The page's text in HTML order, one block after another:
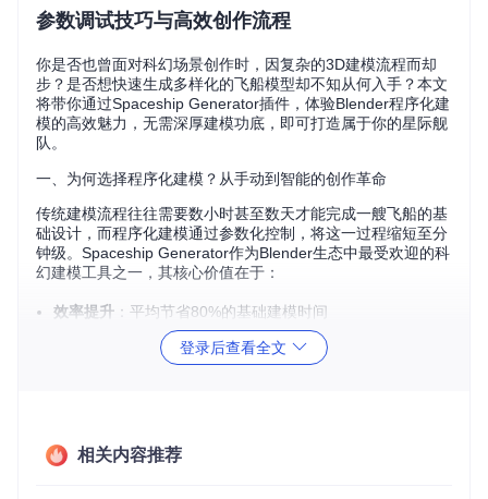
参数调试技巧与高效创作流程
你是否也曾面对科幻场景创作时，因复杂的3D建模流程而却
步？是否想快速生成多样化的飞船模型却不知从何入手？本文
将带你通过Spaceship Generator插件，体验Blender程序化建
模的高效魅力，无需深厚建模功底，即可打造属于你的星际舰
队。
一、为何选择程序化建模？从手动到智能的创作革命
传统建模流程往往需要数小时甚至数天才能完成一艘飞船的基
础设计，而程序化建模通过参数化控制，将这一过程缩短至分
钟级。Spaceship Generator作为Blender生态中最受欢迎的科
幻建模工具之一，其核心价值在于：
效率提升 ：平均节省80%的基础建模时间
：通过参数调整探索无限设计可能
：团队协作时保持设计风格统一
二、操作框架：从安装到生成的完整路径
登录后查看全文
相关内容推荐